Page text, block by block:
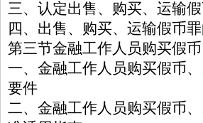
三、认定出售、购买、运输
四、出售、购买、运输假币
第三节金融工作人员购买假
一、金融工作人员购买假币
要件
二、金融工作人员购买假币